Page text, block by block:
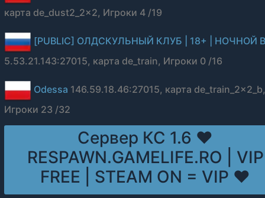
карта de_dust2_2x2, Игроки 4 /19
[PUBLIC] ОЛДСКУЛЬНЫЙ КЛУБ | 18+ | НОЧНОЙ
5.53.21.143:27015, карта de_train, Игроки 0 /16
Odessa 146.59.18.46:27015, карта de_train_2x2_b,
Игроки 23 /32
Сервер КС 1.6 ❤
RESPAWN.GAMELIFE.RO | VIP
FREE | STEAM ON = VIP ❤